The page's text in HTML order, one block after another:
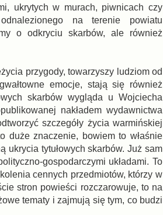
ukrytych w murach, piwnicach czy
na terenie powiatu
o odkryciu skarbów, ale również
przygody, towarzyszy ludziom od
emocje, stają się również
skarbów wygląda u Wojciecha
nakładem wydawnictwa
szczegóły życia warmińskiej
duże znaczenie, bowiem to właśnie
tytułowych skarbów. Już sam
gospodarczymi układami. To
cennych przedmiotów, którzy w
stron powieści rozczarowuje, to na
tematy i zajmują się tym, co budzi